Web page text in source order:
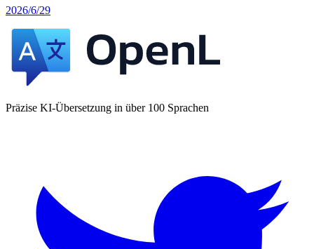
2026/6/29
Präzise KI-Übersetzung in über 100 Sprachen